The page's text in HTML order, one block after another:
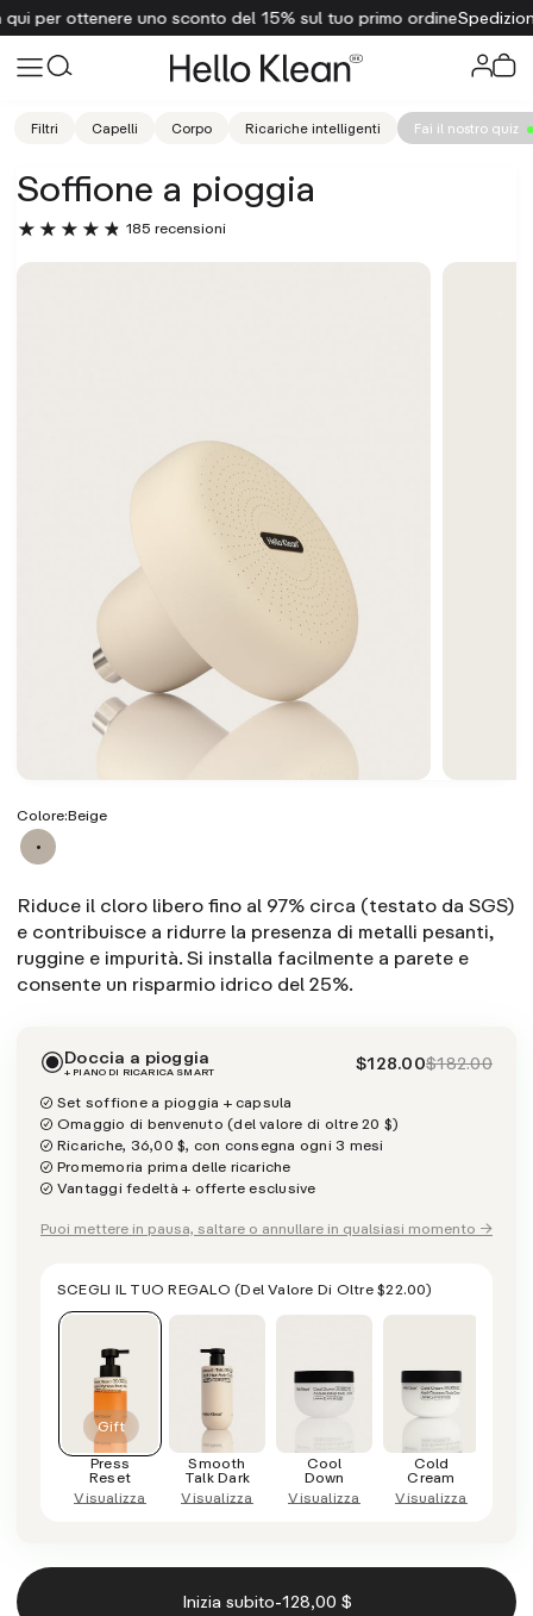
15% sul tuo primo ordineSpedizione gratuita per ordini superiori
Filtri Capelli Corpo Ricariche intelligenti Fai il nostro quiz
Soffione a pioggia
185 recensioni
Colore:Beige
Riduce il cloro libero fino al 97% circa (testato da SGS)
e contribuisce a ridurre la presenza di metalli pesanti,
ruggine e impurità. Si installa facilmente a parete e
consente un risparmio idrico del 25%.
Doccia a pioggia
+ PIANO DI RICARICA SMART $128.00$182.00
Set soffione a pioggia + capsula
Omaggio di benvenuto (del valore di oltre 20 $)
Ricariche, 36,00 $, con consegna ogni 3 mesi
Promemoria prima delle ricariche
Vantaggi fedeltà + offerte esclusive
Puoi mettere in pausa, saltare o annullare in qualsiasi momento →
SCEGLI IL TUO REGALO(del Valore Di Oltre$22.00)
Press
Reset
Visualizza
Smooth
Talk Dark
Visualizza
Cool
Down
Visualizza
Cold
Cream
Visualizza
Inizia subito-128,00 $